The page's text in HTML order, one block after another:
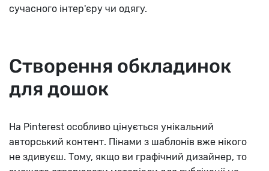
сучасного інтер'єру чи одягу.
Створення обкладинок
для дошок
На Pinterest особливо цінується унікальний
авторський контент. Пінами з шаблонів вже нікого
не здивуєш. Тому, якщо ви графічний дизайнер, то